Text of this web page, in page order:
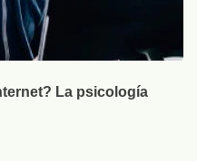
La psicología